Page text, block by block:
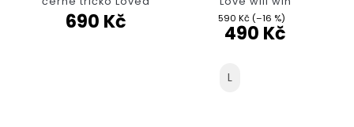
690 Kč 590 Kč (–16 %)
490 Kč
L